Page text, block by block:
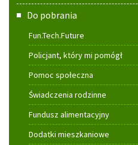
Do pobrania
Fun.Tech.Future
Policjant, który mi pomógł
Pomoc społeczna
Świadczenia rodzinne
Fundusz alimentacyjny
Dodatki mieszkaniowe